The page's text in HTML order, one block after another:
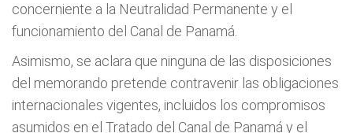
concerniente a la Neutralidad Permanente y el
funcionamiento del Canal de Panamá.
Asimismo, se aclara que ninguna de las disposiciones
del memorando pretende contravenir las obligaciones
internacionales vigentes, incluidos los compromisos
asumidos en el Tratado del Canal de Panamá y el